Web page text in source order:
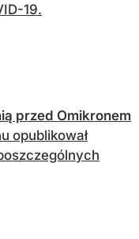
19.
przed Omikronem
opublikował